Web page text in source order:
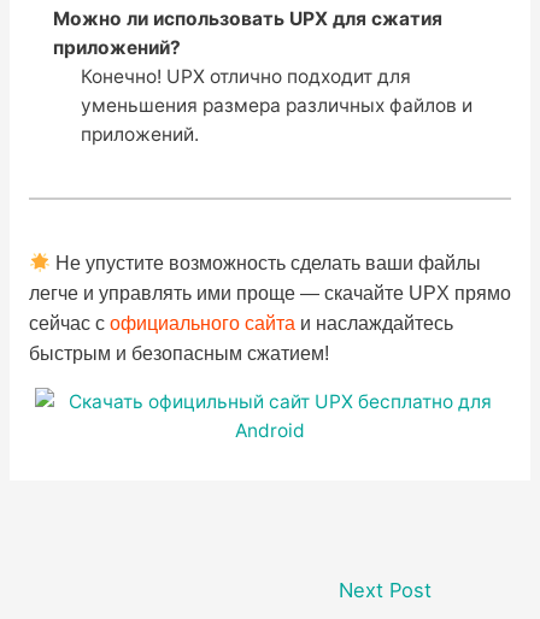
Можно ли использовать UPX для сжатия
приложений?
Конечно! UPX отлично подходит для
уменьшения размера различных файлов и
приложений.
Не упустите возможность сделать ваши файлы
легче и управлять ими проще — скачайте UPX прямо
сейчас с официального сайта и наслаждайтесь
быстрым и безопасным сжатием!
Next Post